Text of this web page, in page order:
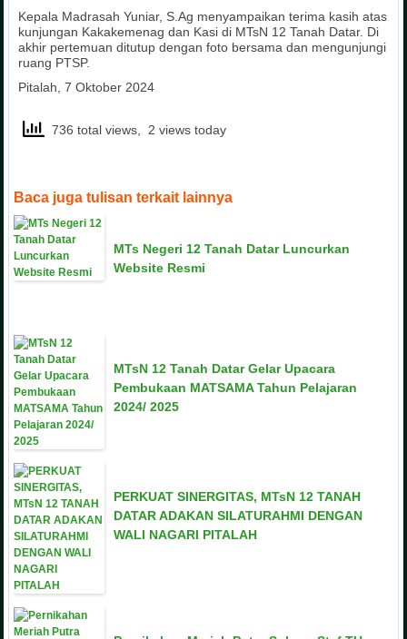
Kepala Madrasah Yuniar, S.Ag menyampaikan terima kasih atas
kunjungan Kakakemenag dan Kasi di MTsN 12 Tanah Datar. Di
akhir pertemuan ditutup dengan foto bersama dan mengunjungi
ruang PTSP.
Pitalah, 7 Oktober 2024
736 total views, 2 views today
Baca juga tulisan terkait lainnya
MTs Negeri 12 Tanah Datar Luncurkan
Website Resmi
MTsN 12 Tanah Datar Gelar Upacara
Pembukaan MATSAMA Tahun Pelajaran
2024/ 2025
PERKUAT SINERGITAS, MTsN 12 TANAH
DATAR ADAKAN SILATURAHMI DENGAN
WALI NAGARI PITALAH